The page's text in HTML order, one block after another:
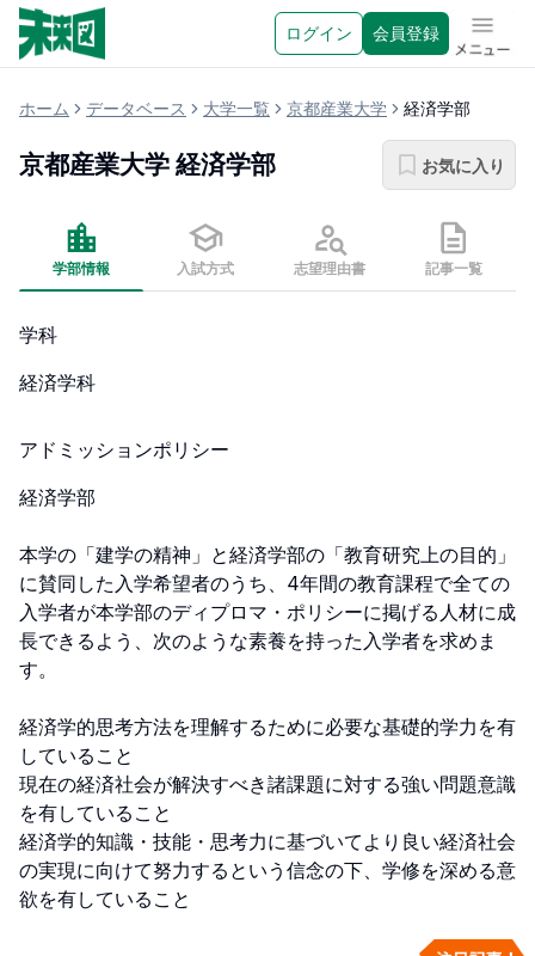
ログイン 会員登録 メニュ
ホーム データベース 大学一覧 京都産業大学 経済学部
京都産業大学 経済学部 お気に入り
学部情報 入試方式 志望理由書 記事一覧
学科
経済学科
アドミッションポリシー
経済学部
本学の「建学の精神」と経済学部の「教育研究上の目的」
に賛同した入学希望者のうち、4年間の教育課程で全ての
入学者が本学部のディプロマ・ポリシーに掲げる人材に成
長できるよう、次のような素養を持った入学者を求めま
す。
経済学的思考方法を理解するために必要な基礎的学力を有
していること
現在の経済社会が解決すべき諸課題に対する強い問題意識
を有していること
経済学的知識・技能・思考力に基づいてより良い経済社会
の実現に向けて努力するという信念の下、学修を深める意
欲を有していること